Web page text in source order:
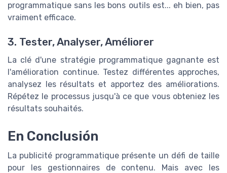
programmatique sans les bons outils est... eh bien, pas
vraiment efficace.
3. Tester, Analyser, Améliorer
La clé d'une stratégie programmatique gagnante est
l'amélioration continue. Testez différentes approches,
analysez les résultats et apportez des améliorations.
Répétez le processus jusqu'à ce que vous obteniez les
résultats souhaités.
En Conclusión
La publicité programmatique présente un défi de taille
pour les gestionnaires de contenu. Mais avec les